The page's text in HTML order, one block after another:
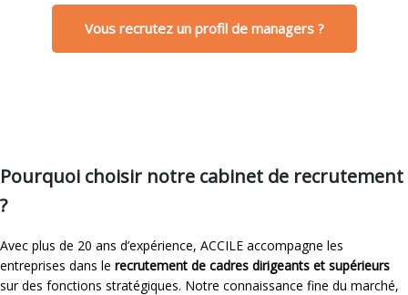
Vous recrutez un profil de managers ?
Pourquoi choisir notre cabinet de recrutement
?
Avec plus de 20 ans d’expérience, ACCILE accompagne les
entreprises dans le recrutement de cadres dirigeants et supérieurs
sur des fonctions stratégiques. Notre connaissance fine du marché,